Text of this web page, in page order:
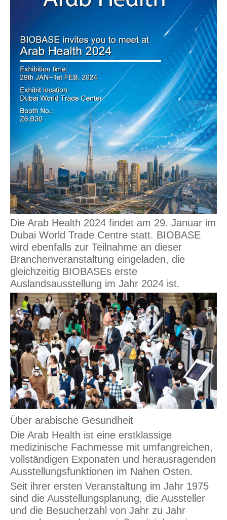
Die Arab Health 2024 findet am 29. Januar im
Dubai World Trade Centre statt. BIOBASE
wird ebenfalls zur Teilnahme an dieser
Branchenveranstaltung eingeladen, die
gleichzeitig BIOBASEs erste
Auslandsausstellung im Jahr 2024 ist.
Über arabische Gesundheit
Die Arab Health ist eine erstklassige
medizinische Fachmesse mit umfangreichen,
vollständigen Exponaten und herausragenden
Ausstellungsfunktionen im Nahen Osten.
Seit ihrer ersten Veranstaltung im Jahr 1975
sind die Ausstellungsplanung, die Aussteller
und die Besucherzahl von Jahr zu Jahr